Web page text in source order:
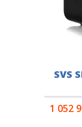
SVS
1 052